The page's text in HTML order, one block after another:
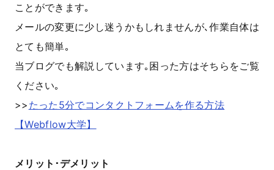
ことができます｡
メールの変更に少し迷うかもしれませんが､作業自体は
とても簡単｡
当ブログでも解説しています｡困った方はそちらをご覧
ください｡
>> たった5分でコンタクトフォームを作る方法
【Webflow大学】
メリット･デメリット